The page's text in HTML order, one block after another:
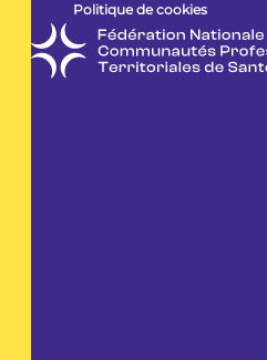
Politique de cookies